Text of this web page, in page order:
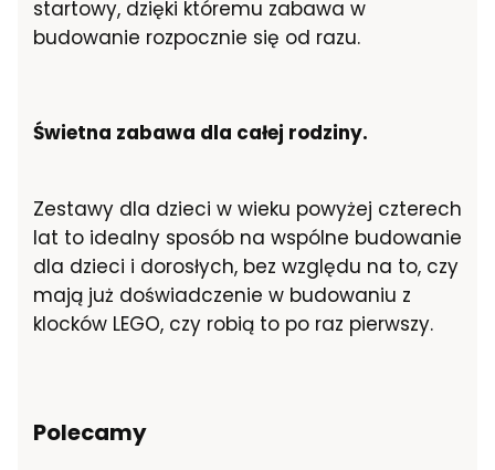
startowy, dzięki któremu zabawa w
budowanie rozpocznie się od razu.
Świetna zabawa dla całej rodziny.
Zestawy dla dzieci w wieku powyżej czterech
lat to idealny sposób na wspólne budowanie
dla dzieci i dorosłych, bez względu na to, czy
mają już doświadczenie w budowaniu z
klocków LEGO, czy robią to po raz pierwszy.
Polecamy